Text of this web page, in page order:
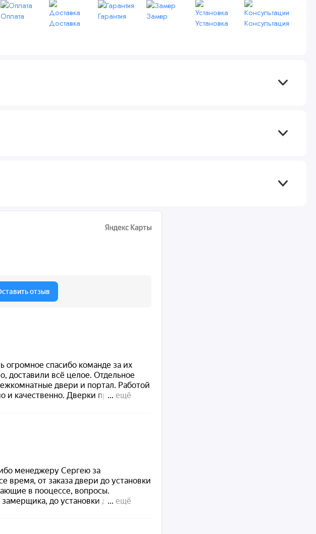
Оплата
Доставка
Гарантия Замер
Установка Консультация